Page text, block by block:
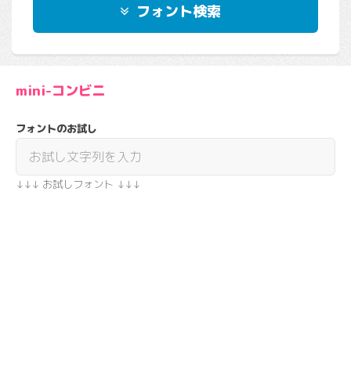
フォント検索
mini-コンビニ
フォントのお試し
↓↓↓ お試しフォント ↓↓↓